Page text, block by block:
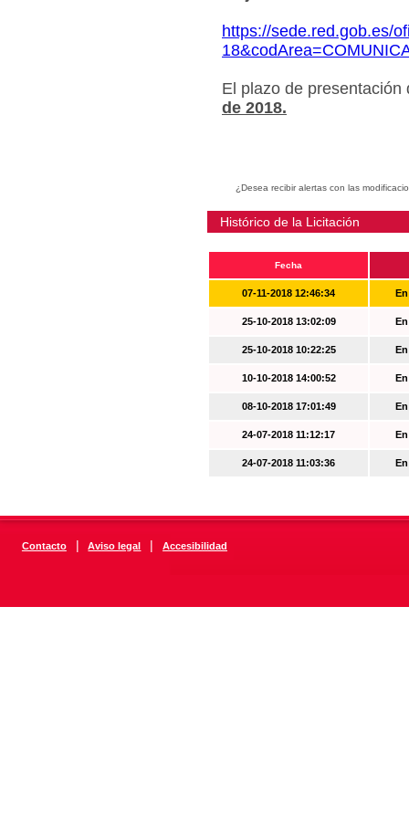
https://sede.red.gob.es/
El plazo de
de 2018.
¿Desea recibir alertas con las
Histórico de la Licitación
Fecha
07-11-2018 12:46:34
25-10-2018 13:02:09
25-10-2018 10:22:25
10-10-2018 14:00:52
08-10-2018 17:01:49
24-07-2018 11:12:17
24-07-2018 11:03:36
Contacto | Aviso legal | Accesibilidad